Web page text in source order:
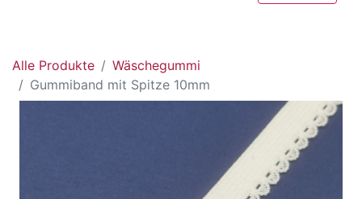
Alle Produkte
Wäschegummi
Gummiband mit Spitze 10mm